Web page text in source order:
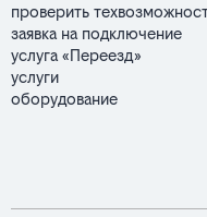
проверить
заявка на подключение
услуга «Переезд»
услуги
оборудование